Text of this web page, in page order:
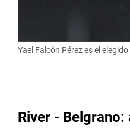
Yael Falcón Pérez es el
River -